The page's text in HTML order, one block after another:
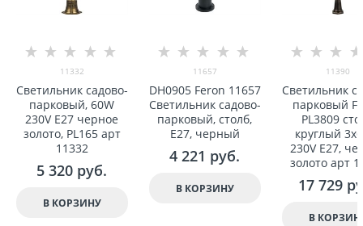
11332
Светильник садово-
парковый, 60W
230V E27 черное
золото, PL165 арт
11332
5 320 руб.
В КОРЗИНУ
11657
DH0905 Feron 11657
Светильник садово-
парковый, столб,
E27, черный
4 221 руб.
В КОРЗИНУ
11390
Светильник
парковый
PL3809
круглый
230V E27,
золото арт
17 729
В